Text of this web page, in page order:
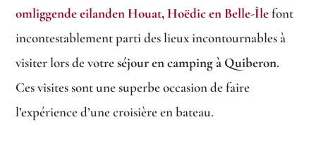
omliggende eilanden Houat, Hoëdic en Belle-Îlefont
incontestablement parti des lieux incontournables à
visiter lors de votreséjour en camping à Quiberon.
Ces visites sont une superbe occasion de faire
l’expérience d’une croisière en bateau.